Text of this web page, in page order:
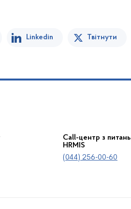
Linkedin Твітнути
Call-центр з питань
HRMIS
(044) 256-00-60